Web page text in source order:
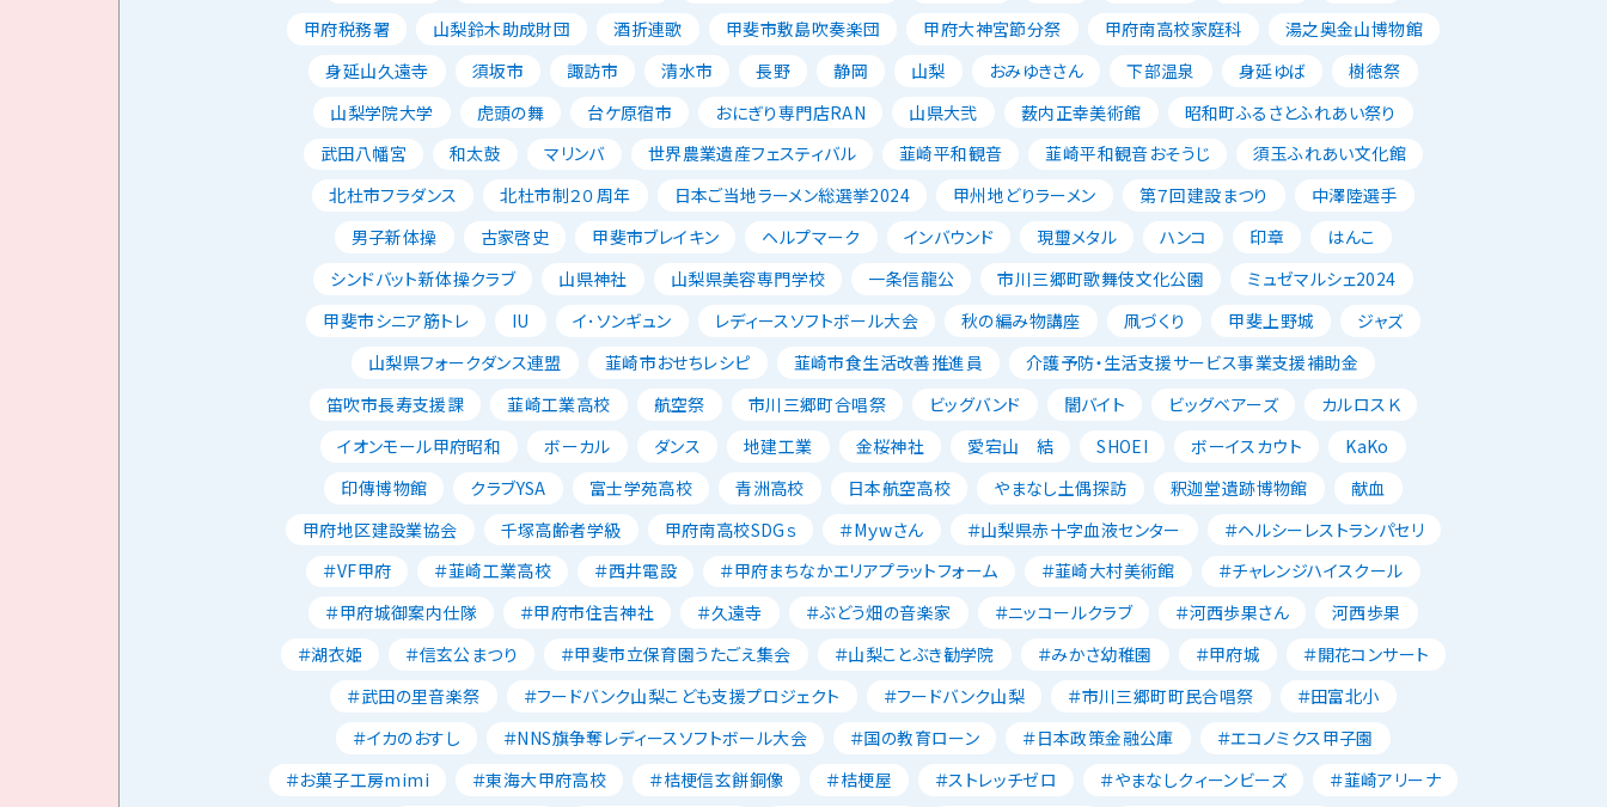
甲府税務署
山梨鈴木助成財団 酒折連歌 甲斐市敷島吹奏楽団 甲府大神宮節分祭 甲府南高校家庭科
湯之奥金山博物館
身延山久遠寺
須坂市 諏訪市 清水市 長野 静岡 山梨 おみゆきさん 下部温泉 身延ゆば
樹徳祭
山梨学院大学
虎頭の舞 台ケ原宿市 おにぎり専門店RAN 山県大弐 薮内正幸美術館
昭和町ふるさとふれあい祭り
武田八幡宮
和太鼓 マリンバ 世界農業遺産フェスティバル 韮崎平和観音 韮崎平和観音おそうじ
須玉ふれあい文化館
北杜市フラダンス
北杜市制２０周年 日本ご当地ラーメン総選挙2024 甲州地どりラーメン 第７回建設まつり
中澤陸選手
男子新体操
古家啓史 甲斐市ブレイキン ヘルプマーク インバウンド 現璽メタル ハンコ 印章
はんこ
シンドバット新体操クラブ
山県神社 山梨県美容専門学校 一条信龍公 市川三郷町歌舞伎文化公園
ミュゼマルシェ2024
甲斐市シニア筋トレ
IU イ･ソンギュン レディースソフトボール大会 秋の編み物講座 凧づくり 甲斐上野城
ジャズ
山梨県フォークダンス連盟
韮崎市おせちレシピ 韮崎市食生活改善推進員
介護予防・生活支援サービス事業支援補助金
笛吹市長寿支援課
韮崎工業高校 航空祭 市川三郷町合唱祭 ビッグバンド 闇バイト ビッグベアーズ
カルロスＫ
イオンモール甲府昭和
ボーカル ダンス 地建工業 金桜神社 愛宕山 結 SHOEI ボーイスカウト
KaKo
印傳博物館
クラブYSA 富士学苑高校 青洲高校 日本航空高校 やまなし土偶探訪 釈迦堂遺跡博物館
献血
甲府地区建設業協会
千塚高齢者学級 甲府南高校SDGｓ ＃Mｙwさん ＃山梨県赤十字血液センター
＃ヘルシーレストランパセリ
＃VF甲府
＃韮崎工業高校 ＃西井電設 ＃甲府まちなかエリアプラットフォーム ＃韮崎大村美術館
＃チャレンジハイスクール
＃甲府城御案内仕隊
＃甲府市住吉神社 ＃久遠寺 ＃ぶどう畑の音楽家 ＃ニッコールクラブ ＃河西歩果さん
河西歩果
＃湖衣姫
＃信玄公まつり ＃甲斐市立保育園うたごえ集会 ＃山梨ことぶき勧学院 ＃みかさ幼稚園 ＃甲府城
＃開花コンサート
＃武田の里音楽祭
＃フードバンク山梨こども支援プロジェクト ＃フードバンク山梨 ＃市川三郷町町民合唱祭
＃田富北小
＃イカのおすし
＃NNS旗争奪レディースソフトボール大会 ＃国の教育ローン ＃日本政策金融公庫
＃エコノミクス甲子園
＃お菓子工房mimi
＃東海大甲府高校 ＃桔梗信玄餅銅像 ＃桔梗屋 ＃ストレッチゼロ ＃やまなしクィーンビーズ
＃韮崎アリーナ